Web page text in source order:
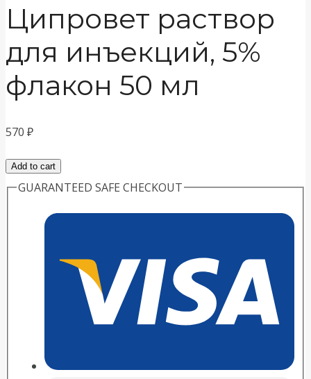
Ципровет раствор
для инъекций, 5%
флакон 50 мл
570 ₽
Ципровет
раствор
Add to cart
GUARANTEED SAFE CHECKOUT